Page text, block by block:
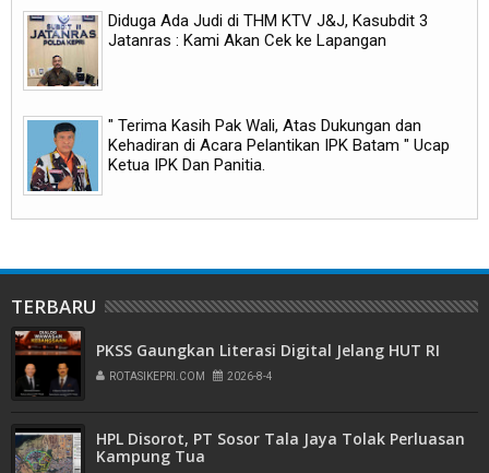
Diduga Ada Judi di THM KTV J&J, Kasubdit 3
Jatanras : Kami Akan Cek ke Lapangan
" Terima Kasih Pak Wali, Atas Dukungan dan
Kehadiran di Acara Pelantikan IPK Batam " Ucap
Ketua IPK Dan Panitia.
TERBARU
PKSS Gaungkan Literasi Digital Jelang HUT RI
ROTASIKEPRI.COM 2026-8-4
HPL Disorot, PT Sosor Tala Jaya Tolak Perluasan
Kampung Tua